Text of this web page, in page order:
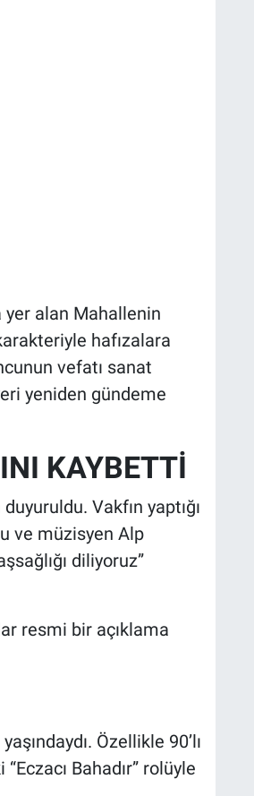
yer alan Mahallenin
hafızalara
vefatı sanat
yeniden gündeme
KAYBETTİ
Vakfın yaptığı
ve müzisyen Alp
diliyoruz”
resmi bir açıklama
Özellikle 90’lı
Bahadır” rolüyle